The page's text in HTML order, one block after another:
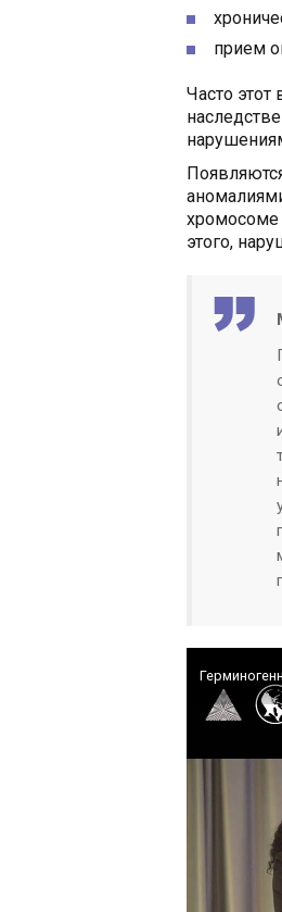
прием
Часто
хромосоме
этого,